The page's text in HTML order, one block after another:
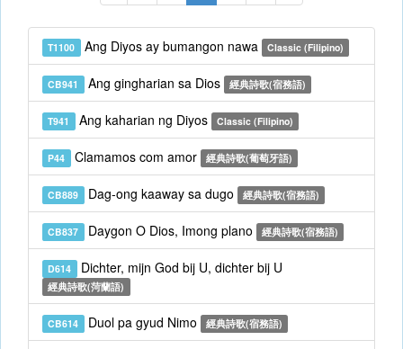
T1100 Ang Diyos ay bumangon nawa Classic (Filipino)
CB941 Ang gingharian sa Dios 經典詩歌(宿務語)
T941 Ang kaharian ng Diyos Classic (Filipino)
P44 Clamamos com amor 經典詩歌(葡萄牙語)
CB889 Dag-ong kaaway sa dugo 經典詩歌(宿務語)
CB837 Daygon O Dios, Imong plano 經典詩歌(宿務語)
D614 Dichter, mijn God bij U, dichter bij U
經典詩歌(菏蘭語)
CB614 Duol pa gyud Nimo 經典詩歌(宿務語)